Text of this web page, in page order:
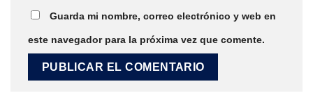
Guarda mi nombre, correo electrónico y web en
este navegador para la próxima vez que comente.